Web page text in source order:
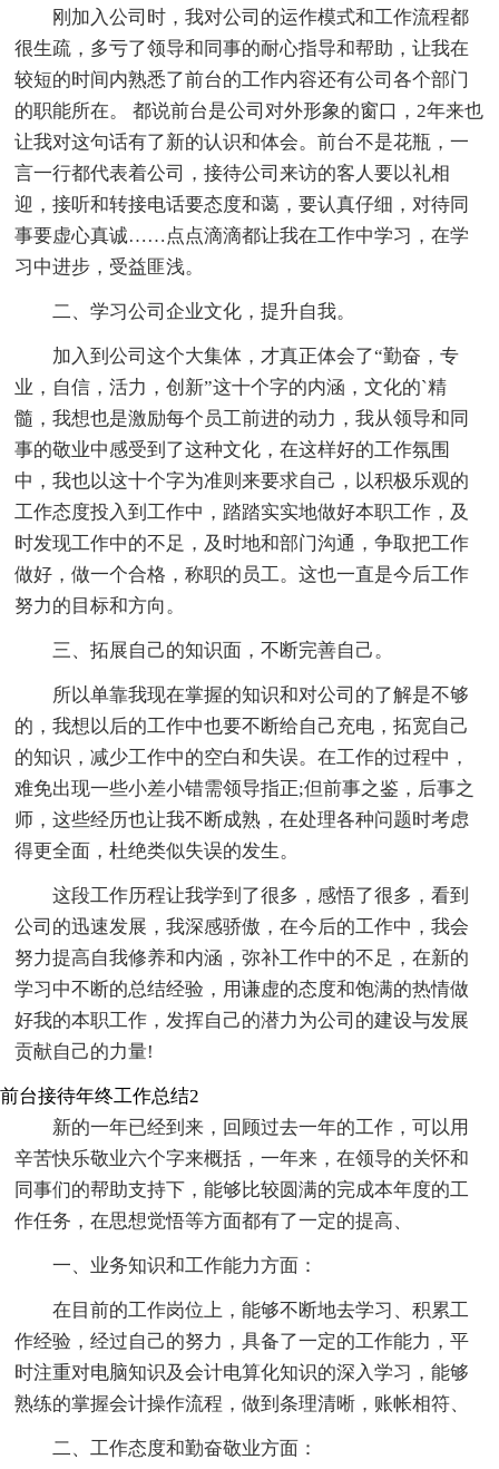
刚加入公司时，我对公司的运作模式和工作流程都
很生疏，多亏了领导和同事的耐心指导和帮助，让我在
较短的时间内熟悉了前台的工作内容还有公司各个部门
的职能所在。 都说前台是公司对外形象的窗口，2年来也
让我对这句话有了新的认识和体会。前台不是花瓶，一
言一行都代表着公司，接待公司来访的客人要以礼相
迎，接听和转接电话要态度和蔼，要认真仔细，对待同
事要虚心真诚……点点滴滴都让我在工作中学习，在学
习中进步，受益匪浅。
二、学习公司企业文化，提升自我。
加入到公司这个大集体，才真正体会了“勤奋，专
业，自信，活力，创新”这十个字的内涵，文化的`精
髓，我想也是激励每个员工前进的动力，我从领导和同
事的敬业中感受到了这种文化，在这样好的工作氛围
中，我也以这十个字为准则来要求自己，以积极乐观的
工作态度投入到工作中，踏踏实实地做好本职工作，及
时发现工作中的不足，及时地和部门沟通，争取把工作
做好，做一个合格，称职的员工。这也一直是今后工作
努力的目标和方向。
三、拓展自己的知识面，不断完善自己。
所以单靠我现在掌握的知识和对公司的了解是不够
的，我想以后的工作中也要不断给自己充电，拓宽自己
的知识，减少工作中的空白和失误。在工作的过程中，
难免出现一些小差小错需领导指正;但前事之鉴，后事之
师，这些经历也让我不断成熟，在处理各种问题时考虑
得更全面，杜绝类似失误的发生。
这段工作历程让我学到了很多，感悟了很多，看到
公司的迅速发展，我深感骄傲，在今后的工作中，我会
努力提高自我修养和内涵，弥补工作中的不足，在新的
学习中不断的总结经验，用谦虚的态度和饱满的热情做
好我的本职工作，发挥自己的潜力为公司的建设与发展
贡献自己的力量!
前台接待年终工作总结2
新的一年已经到来，回顾过去一年的工作，可以用
辛苦快乐敬业六个字来概括，一年来，在领导的关怀和
同事们的帮助支持下，能够比较圆满的完成本年度的工
作任务，在思想觉悟等方面都有了一定的提高、
一、业务知识和工作能力方面：
在目前的工作岗位上，能够不断地去学习、积累工
作经验，经过自己的努力，具备了一定的工作能力，平
时注重对电脑知识及会计电算化知识的深入学习，能够
熟练的掌握会计操作流程，做到条理清晰，账帐相符、
二、工作态度和勤奋敬业方面：